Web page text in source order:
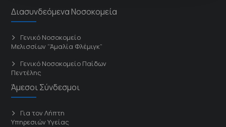
Διασυνδεόμενα Νοσοκομεία
Γενικό Νοσοκομείο
Μελισσίων “Άμαλία Φλέμιγκ”
Γενικό Νοσοκομείο Παίδων
Πεντέλης
Άμεσοι Σύνδεσμοι
Για τον Λήπτη
Υπηρεσιών Υγείας